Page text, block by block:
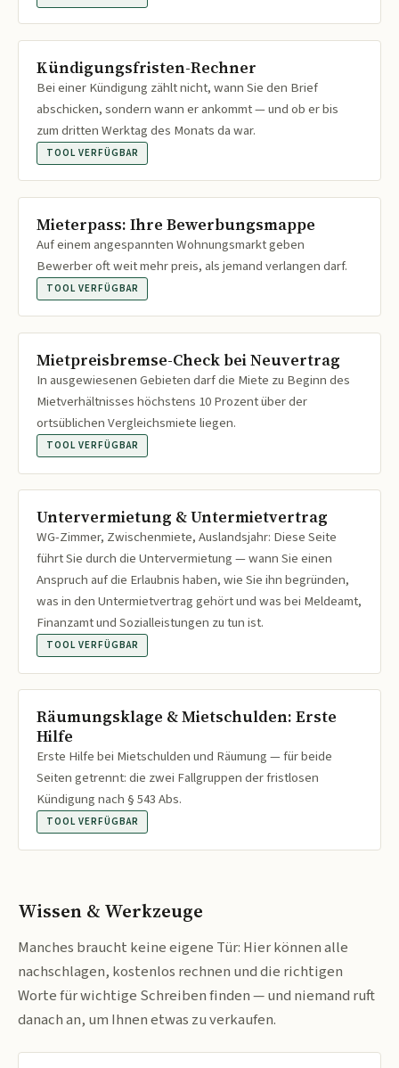
Kündigungsfristen-Rechner
Bei einer Kündigung zählt nicht, wann Sie den Brief
abschicken, sondern wann er ankommt — und ob er bis
zum dritten Werktag des Monats da war.
TOOL VERFÜGBAR
Mieterpass: Ihre Bewerbungsmappe
Auf einem angespannten Wohnungsmarkt geben
Bewerber oft weit mehr preis, als jemand verlangen darf.
TOOL VERFÜGBAR
Mietpreisbremse-Check bei Neuvertrag
In ausgewiesenen Gebieten darf die Miete zu Beginn des
Mietverhältnisses höchstens 10 Prozent über der
ortsüblichen Vergleichsmiete liegen.
TOOL VERFÜGBAR
Untervermietung & Untermietvertrag
WG-Zimmer, Zwischenmiete, Auslandsjahr: Diese Seite
führt Sie durch die Untervermietung — wann Sie einen
Anspruch auf die Erlaubnis haben, wie Sie ihn begründen,
was in den Untermietvertrag gehört und was bei Meldeamt,
Finanzamt und Sozialleistungen zu tun ist.
TOOL VERFÜGBAR
Räumungsklage & Mietschulden: Erste
Hilfe
Erste Hilfe bei Mietschulden und Räumung — für beide
Seiten getrennt: die zwei Fallgruppen der fristlosen
Kündigung nach § 543 Abs.
TOOL VERFÜGBAR
Wissen & Werkzeuge
Manches braucht keine eigene Tür: Hier können alle
nachschlagen, kostenlos rechnen und die richtigen
Worte für wichtige Schreiben finden — und niemand ruft
danach an, um Ihnen etwas zu verkaufen.